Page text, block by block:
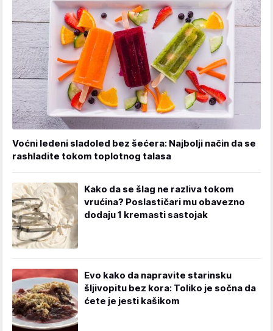
Voćni ledeni sladoled bez šećera: Najbolji način da se
rashladite tokom toplotnog talasa
Kako da se šlag ne razliva tokom
vrućina? Poslastičari mu obavezno
dodaju 1 kremasti sastojak
Evo kako da napravite starinsku
šljivopitu bez kora: Toliko je sočna da
ćete je jesti kašikom